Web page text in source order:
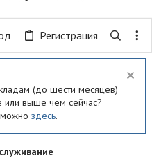
Регистрация
(до шести месяцев)
или выше чем сейчас?
можно здесь.